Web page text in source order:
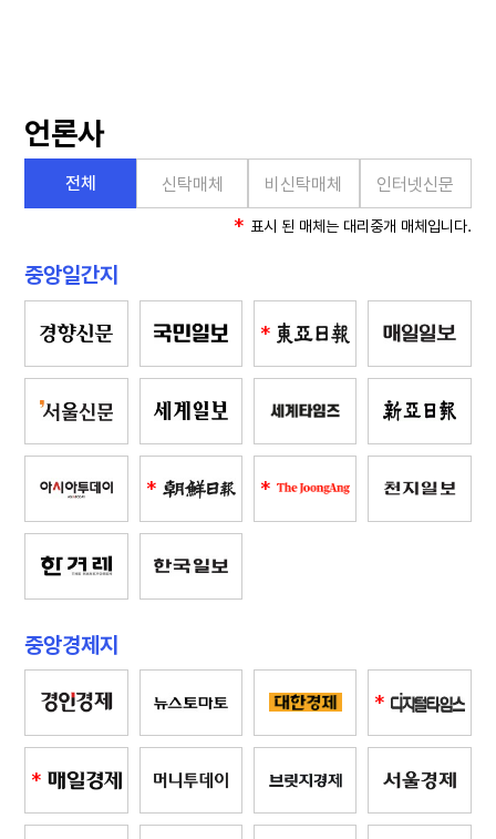
언론사
전체 신탁매체 비신탁매체 인터넷신문
* 표시 된 매체는 대리중개 매체입니다.
중앙일간지
*
* *
중앙경제지
*
*